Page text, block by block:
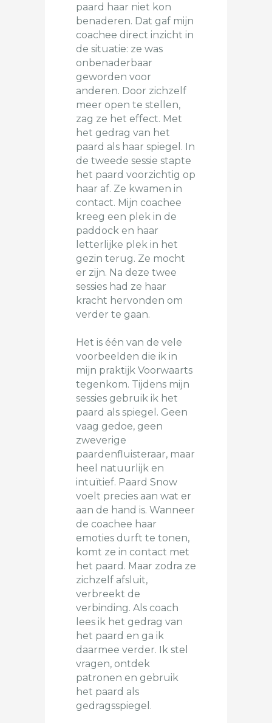
paard haar niet kon
benaderen. Dat gaf mijn
coachee direct inzicht in
de situatie: ze was
onbenaderbaar
geworden voor
anderen. Door zichzelf
meer open te stellen,
zag ze het effect. Met
het gedrag van het
paard als haar spiegel. In
de tweede sessie stapte
het paard voorzichtig op
haar af. Ze kwamen in
contact. Mijn coachee
kreeg een plek in de
paddock en haar
letterlijke plek in het
gezin terug. Ze mocht
er zijn. Na deze twee
sessies had ze haar
kracht hervonden om
verder te gaan.
Het is één van de vele
voorbeelden die ik in
mijn praktijk Voorwaarts
tegenkom. Tijdens mijn
sessies gebruik ik het
paard als spiegel. Geen
vaag gedoe, geen
zweverige
paardenfluisteraar, maar
heel natuurlijk en
intuïtief. Paard Snow
voelt precies aan wat er
aan de hand is. Wanneer
de coachee haar
emoties durft te tonen,
komt ze in contact met
het paard. Maar zodra ze
zichzelf afsluit,
verbreekt de
verbinding. Als coach
lees ik het gedrag van
het paard en ga ik
daarmee verder. Ik stel
vragen, ontdek
patronen en gebruik
het paard als
gedragsspiegel.